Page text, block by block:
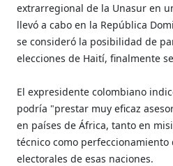
extrarregional de la Unasur en
llevó a cabo en la República
se consideró la posibilidad de
elecciones de Haití, finalmente
El expresidente colombiano
podría "prestar muy eficaz
en países de África, tanto en
técnico como perfeccionamiento
electorales de esas naciones.